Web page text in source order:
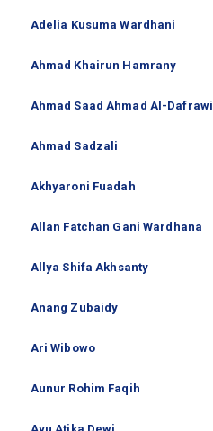
Adelia Kusuma Wardhani
Ahmad Khairun Hamrany
Ahmad Saad Ahmad Al-Dafrawi
Ahmad Sadzali
Akhyaroni Fuadah
Allan Fatchan Gani Wardhana
Allya Shifa Akhsanty
Anang Zubaidy
Ari Wibowo
Aunur Rohim Faqih